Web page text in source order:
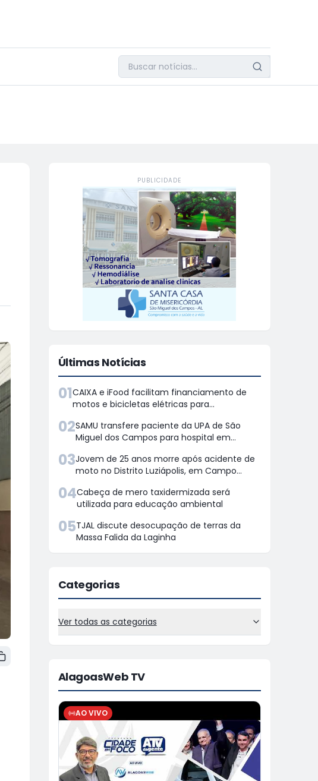
PUBLICIDADE
Últimas Notícias
01CAIXA e iFood facilitam financiamento de
motos e bicicletas elétricas para
02SAMU transfere paciente da UPA de São
Miguel dos Campos para hospital em
03Jovem de 25 anos morre após acidente de
moto no Distrito Luziápolis, em Campo
04Cabeça de mero taxidermizada será
utilizada para educação ambiental
05TJAL discute desocupação de terras da
Massa Falida da Laginha
Categorias
Ver todas as categorias
AlagoasWeb TV
AO VIVO